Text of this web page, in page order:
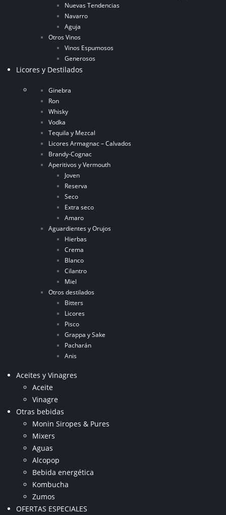
Nuevas Tendencias
Navarro
Aguja
Otros Vinos
Vinos Espumosos
Generosos
Licores y Destilados
Ginebra
Ron
Whisky
Vodka
Tequila y Mezcal
Licores Armagnac – Calvados
Brandy-Cognac
Aperitivos y Vermouth
Joven
Reserva
Seco
Extra seco
Amaro
Aguardientes y Orujos
Hierbas
Crema
Blanco
Cilantro
Miel
Otros destilados
Bitters
Licores
Pisco
Grappa y Sake
Pacharán
Anis
Aceites y Vinagres
Aceite
Vinagre
Otras bebidas
Monin Siropes & Pures
Mixers
Aguas
Alcopop
Bebida energética
Kombucha
Zumos
OFERTAS ESPECIALES